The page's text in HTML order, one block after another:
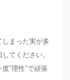
まった実が多
てください。
”理性”で頑張